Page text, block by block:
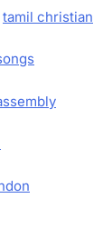
tamil christian